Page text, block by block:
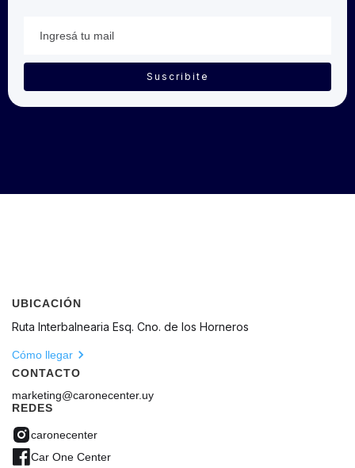
UBICACIÓN
Ruta Interbalnearia Esq. Cno. de los Horneros
Cómo llegar
CONTACTO
marketing@caronecenter.uy
REDES
caronecenter
Car One Center